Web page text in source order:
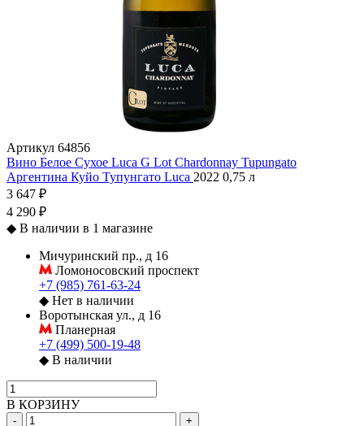
Артикул 64856
Вино Белое Сухое Luca G Lot Chardonnay Tupungato
Аргентина Куйо Тупунгато Luca 2022 0,75 л
3 647 ₽
4 290 ₽
◆ В наличии в 1 магазине
Мичуринский пр., д 16
Ломоносовский проспект
+7 (985) 761-63-24
◆ Нет в наличии
Воротынская ул., д 16
Планерная
+7 (499) 500-19-48
◆ В наличии
В КОРЗИНУ
- +